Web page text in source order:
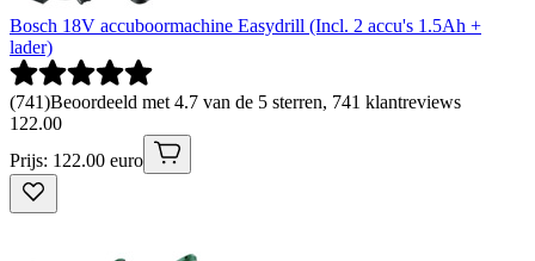
Bosch 18V accuboormachine Easydrill (Incl. 2 accu's 1.5Ah +
lader)
(741)Beoordeeld met 4.7 van de 5 sterren, 741 klantreviews
122.00
Prijs: 122.00 euro